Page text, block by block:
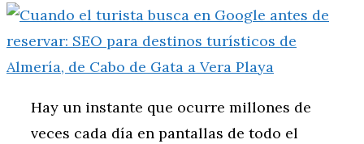
Hay un instante que ocurre millones de
veces cada día en pantallas de todo el